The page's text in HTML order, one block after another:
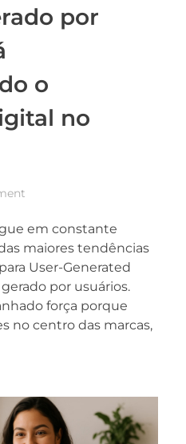
por
o
no
em constante
maiores tendências
User-Generated
por usuários.
força porque
no centro das marcas,